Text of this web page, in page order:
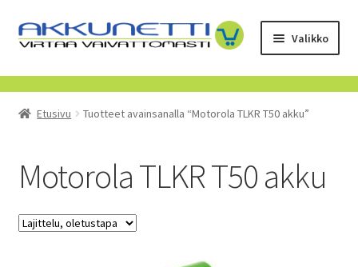
Siirry
navigointiin
Siirry
sisältöön
Valikko
Kauppa
Tietoa meistä
Etusivu Tuotteet avainsanalla “Motorola TLKR T50 akku”
Motorola TLKR T50 akku